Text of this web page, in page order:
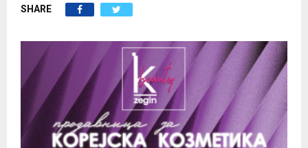
E
U
SHARE